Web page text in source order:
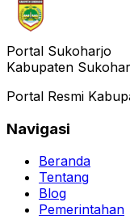
Portal Sukoharjo
Kabupaten
Portal Resmi
Navigasi
Beranda
Tentang
Blog
Pemerintahan